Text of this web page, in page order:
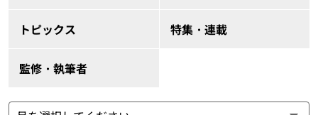
トピックス 特集・連載
監修・執筆者